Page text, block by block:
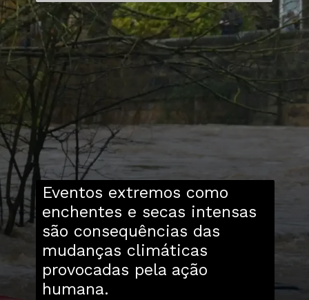
Eventos extremos como
enchentes e secas intensas
são consequências das
mudanças climáticas
provocadas pela ação
humana.